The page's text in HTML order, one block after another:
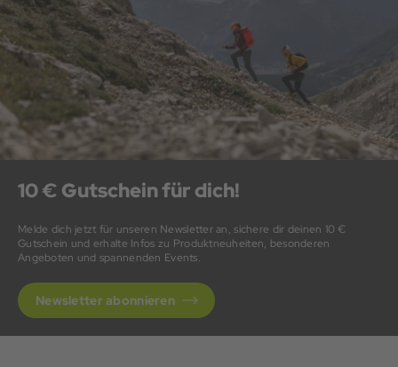
10 € Gutschein für dich!
Melde dich jetzt für unseren Newsletter an, sichere dir deinen 10 €
Gutschein und erhalte Infos zu Produktneuheiten, besonderen
Angeboten und spannenden Events.
Newsletter abonnieren